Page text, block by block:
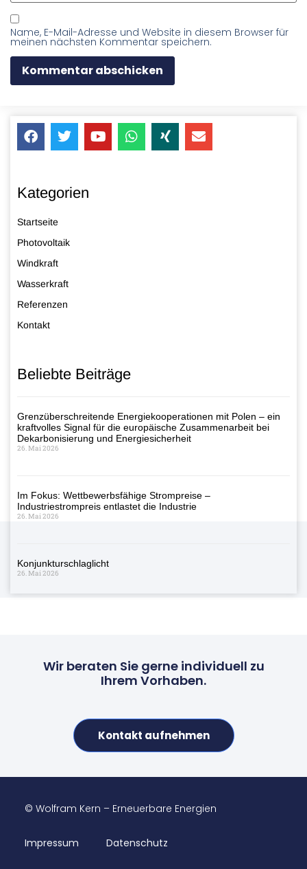
Name, E-Mail-Adresse und Website in diesem Browser für
meinen nächsten Kommentar speichern.
Kategorien
Startseite
Photovoltaik
Windkraft
Wasserkraft
Referenzen
Kontakt
Beliebte Beiträge
Grenzüberschreitende Energiekooperationen mit Polen – ein
kraftvolles Signal für die europäische Zusammenarbeit bei
Dekarbonisierung und Energiesicherheit
26. Mai 2026
Im Fokus: Wettbewerbsfähige Strompreise –
Industriestrompreis entlastet die Industrie
26. Mai 2026
Konjunkturschlaglicht
26. Mai 2026
Wir beraten Sie gerne individuell zu
Ihrem Vorhaben.
Kontakt aufnehmen
© Wolfram Kern – Erneuerbare Energien
Impressum Datenschutz